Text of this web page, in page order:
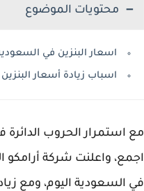
محتويات الموضوع
اسعار البنزين في السعودية
اسباب زيادة أسعار
مع استمرار الحروب
اجمع، واعلنت شركة أرامكو
في السعودية اليوم، ومع